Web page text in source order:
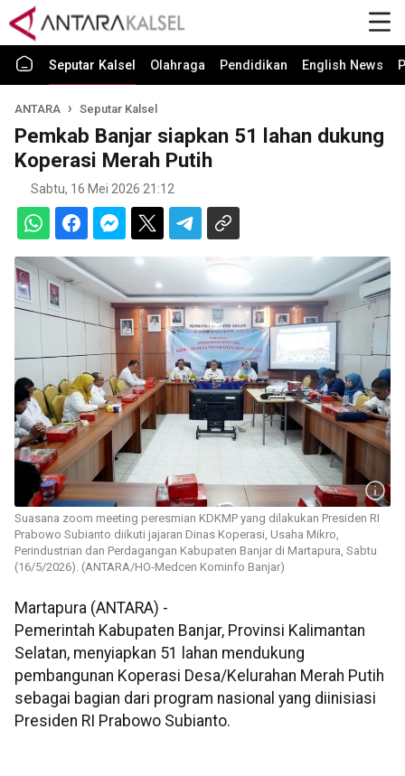
Seputar Kalsel Olahraga Pendidikan English News
ANTARA Seputar Kalsel
Pemkab Banjar siapkan 51 lahan dukung
Koperasi Merah Putih
Sabtu, 16 Mei 2026 21:12
Suasana zoom meeting peresmian KDKMP yang dilakukan Presiden RI
Prabowo Subianto diikuti jajaran Dinas Koperasi, Usaha Mikro,
Perindustrian dan Perdagangan Kabupaten Banjar di Martapura, Sabtu
(16/5/2026). (ANTARA/HO-Medcen Kominfo Banjar)
Martapura (ANTARA) -
Pemerintah Kabupaten Banjar, Provinsi Kalimantan
Selatan, menyiapkan 51 lahan mendukung
pembangunan Koperasi Desa/Kelurahan Merah Putih
sebagai bagian dari program nasional yang diinisiasi
Presiden RI Prabowo Subianto.